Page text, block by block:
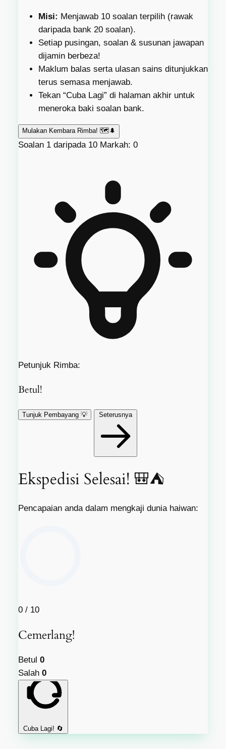
Misi: Menjawab 10 soalan terpilih (rawak
daripada bank 20 soalan).
Setiap pusingan, soalan & susunan jawapan
dijamin berbeza!
Maklum balas serta ulasan sains ditunjukkan
terus semasa menjawab.
Tekan “Cuba Lagi” di halaman akhir untuk
meneroka baki soalan bank.
Mulakan Kembara Rimba! 🗺️🌲
Soalan 1 daripada 10 Markah: 0
Petunjuk Rimba:
Betul!
Tunjuk Pembayang 💡 Seterusnya
Ekspedisi Selesai! 🎒⛺
Pencapaian anda dalam mengkaji dunia haiwan:
0 / 10
Cemerlang!
Betul 0
Salah 0
Cuba Lagi! 🔄